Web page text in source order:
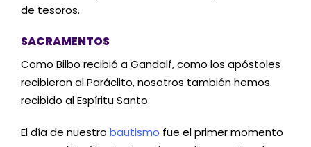
de tesoros.
SACRAMENTOS
Como Bilbo recibió a Gandalf, como los apóstoles
recibieron al Paráclito, nosotros también hemos
recibido al Espíritu Santo.
El día de nuestro bautismo fue el primer momento